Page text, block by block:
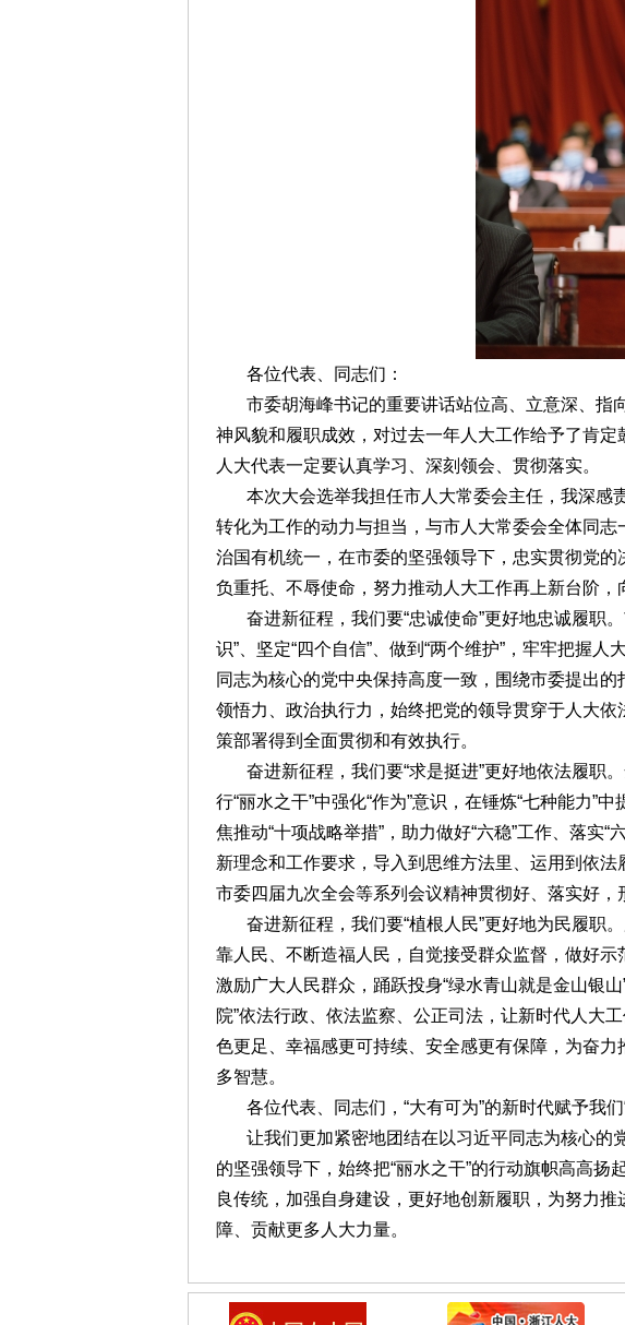
各位代表、同志们：
市委胡海峰书记的重要讲话站位高、立意深、指
神风貌和履职成效，对过去一年人大工作给予了肯
人大代表一定要认真学习、深刻领会、贯彻落实。
本次大会选举我担任市人大常委会主任，我深感
转化为工作的动力与担当，与市人大常委会全体同
治国有机统一，在市委的坚强领导下，忠实贯彻党
负重托、不辱使命，努力推动人大工作再上新台阶，
奋进新征程，我们要“忠诚使命”更好地忠诚履职
识”、坚定“四个自信”、做到“两个维护”，牢牢把握
同志为核心的党中央保持高度一致，围绕市委提出
领悟力、政治执行力，始终把党的领导贯穿于人大
策部署得到全面贯彻和有效执行。
奋进新征程，我们要“求是挺进”更好地依法履职
行“丽水之干”中强化“作为”意识，在锤炼“七种能力”
焦推动“十项战略举措”，助力做好“六稳”工作、落实
新理念和工作要求，导入到思维方法里、运用到依
市委四届九次全会等系列会议精神贯彻好、落实好
奋进新征程，我们要“植根人民”更好地为民履职
靠人民、不断造福人民，自觉接受群众监督，做好
激励广大人民群众，踊跃投身“绿水青山就是金山银
院”依法行政、依法监察、公正司法，让新时代人大
色更足、幸福感更可持续、安全感更有保障，为奋
多智慧。
各位代表、同志们，“大有可为”的新时代赋予我们
让我们更加紧密地团结在以习近平同志为核心的
的坚强领导下，始终把“丽水之干”的行动旗帜高高
良传统，加强自身建设，更好地创新履职，为努力
障、贡献更多人大力量。